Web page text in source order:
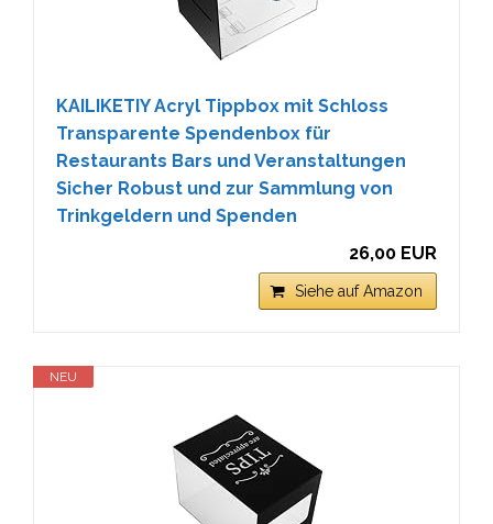
KAILIKETIY Acryl Tippbox mit Schloss
Transparente Spendenbox für
Restaurants Bars und Veranstaltungen
Sicher Robust und zur Sammlung von
Trinkgeldern und Spenden
26,00 EUR
Siehe auf Amazon
NEU